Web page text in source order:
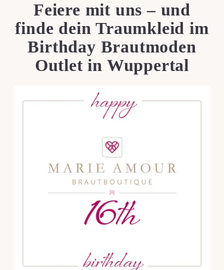
Feiere mit uns – und
finde dein Traumkleid im
Birthday Brautmoden
Outlet in Wuppertal